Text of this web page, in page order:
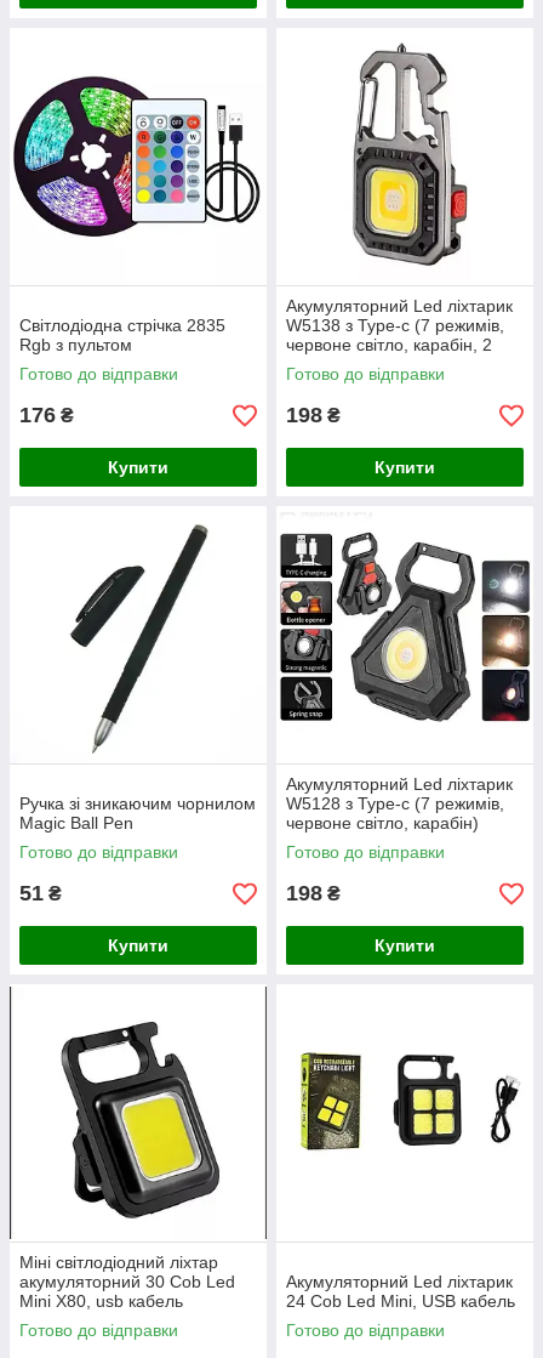
Світлодіодна стрічка 2835
Rgb з пультом
Готово до відправки
176 ₴
Купити
Акумуляторний Led ліхтарик
W5138 з Type-c (7 режимів,
червоне світло, карабін, 2
біти)
Готово до відправки
198 ₴
Купити
Ручка зі зникаючим чорнилом
Magic Ball Pen
Готово до відправки
51 ₴
Купити
Акумуляторний Led ліхтарик
W5128 з Type-c (7 режимів,
червоне світло, карабін)
Готово до відправки
198 ₴
Купити
Міні світлодіодний ліхтар
акумуляторний 30 Cob Led
Mini X80, usb кабель
Готово до відправки
Акумуляторний Led ліхтарик
24 Cob Led Mini, USB кабель
Готово до відправки